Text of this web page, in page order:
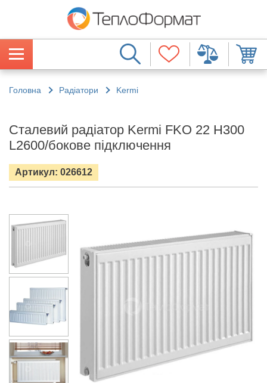
Головна Радіатори Kermi
Сталевий радіатор Kermi FKO 22 H300
L2600/бокове підключення
Артикул: 026612